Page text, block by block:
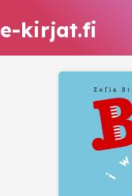
e-kirjat.fi